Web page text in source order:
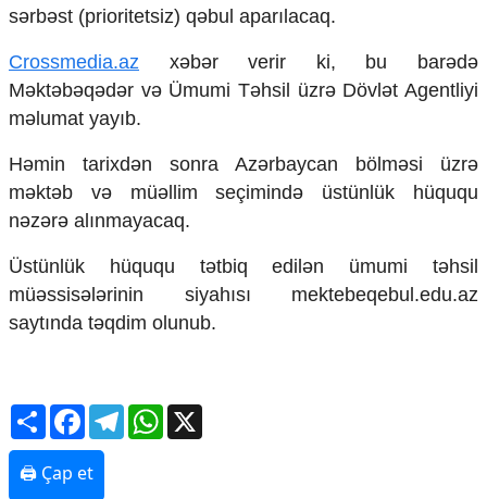
Humanitar
Mədəniyyət
Diaspor
Yüksəliş hekayəsi
Zəfər Diasporu
Səhiyyə
Ailə və uşaq
İqtisadiyyat
İqtisadi xəbərlər
Energetika
Kənd təsərrüfatı
Hərbi sənaye
Telekommunikasiya və nəqliyyat
COP29
sərbəst (prioritetsiz) qəbul aparılacaq.
Crossmedia.az xəbər verir ki, bu barədə
Məktəbəqədər və Ümumi Təhsil üzrə Dövlət Agentliyi
məlumat yayıb.
Həmin tarixdən sonra Azərbaycan bölməsi üzrə
məktəb və müəllim seçimində üstünlük hüququ
nəzərə alınmayacaq.
Üstünlük hüququ tətbiq edilən ümumi təhsil
müəssisələrinin siyahısı mektebeqebul.edu.az
saytında təqdim olunub.
ShareFacebookTelegramWhatsApp
🖨 Çap et